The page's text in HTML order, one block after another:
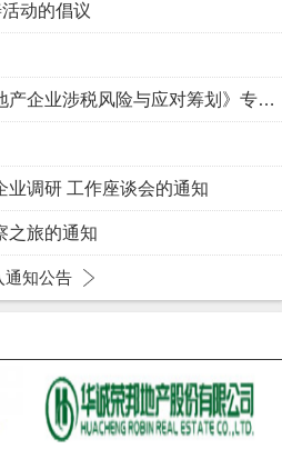
动的倡议
河南省鹰城商会举办《房地产企业涉税风险与应对筹划》专题讲座的通知
业调研 工作座谈会的通知
之旅的通知
通知公告